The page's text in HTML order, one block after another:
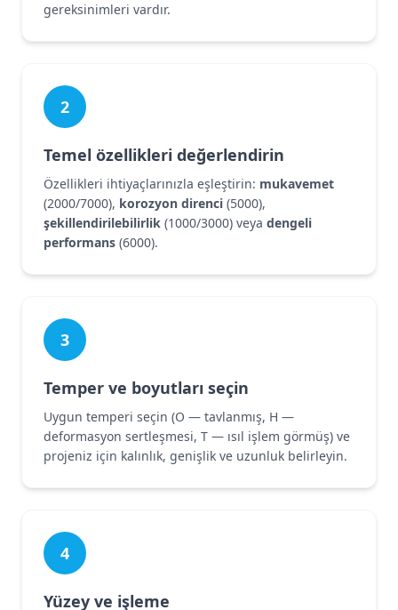
gereksinimleri vardır.
2
Temel özellikleri değerlendirin
Özellikleri ihtiyaçlarınızla eşleştirin: mukavemet
(2000/7000), korozyon direnci (5000),
şekillendirilebilirlik (1000/3000) veya dengeli
performans (6000).
3
Temper ve boyutları seçin
Uygun temperi seçin (O — tavlanmış, H —
deformasyon sertleşmesi, T — ısıl işlem görmüş) ve
projeniz için kalınlık, genişlik ve uzunluk belirleyin.
4
Yüzey ve işleme